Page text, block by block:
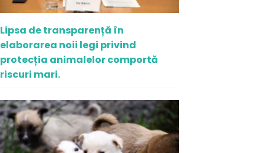
Lipsa de transparență în
elaborarea noii legi privind
protecția animalelor comportă
riscuri mari.